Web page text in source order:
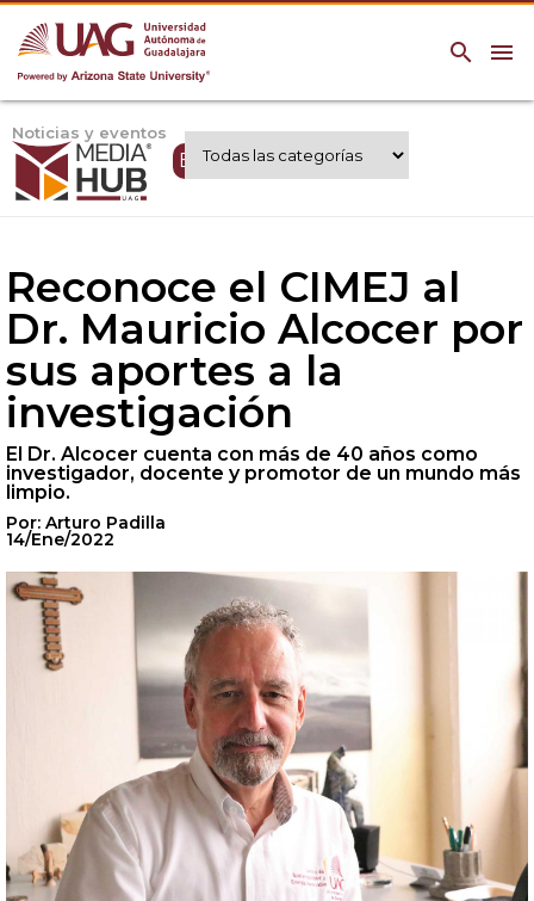
menu
search
Noticias y eventos
Expertos UAG
Reconoce el CIMEJ al
Dr. Mauricio Alcocer por
sus aportes a la
investigación
El Dr. Alcocer cuenta con más de 40 años como
investigador, docente y promotor de un mundo más
limpio.
Por: Arturo Padilla
14/Ene/2022